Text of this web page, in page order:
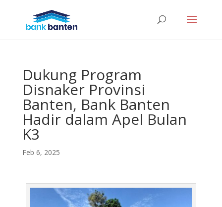
Dukung Program
Disnaker Provinsi
Banten, Bank Banten
Hadir dalam Apel Bulan
K3
Feb 6, 2025